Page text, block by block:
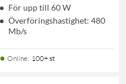
För upp till 60 W
Överföringshastighet: 480
Mb/s
Online: 100+ st